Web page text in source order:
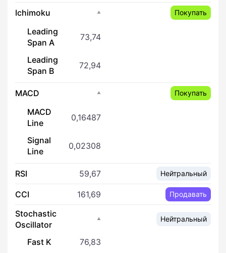
Ichimoku Покупать
Leading
Span A
73,74
Leading
Span B
72,94
MACD Покупать
MACD
Line
0,16487
Signal
Line
0,02308
RSI 59,67 Нейтральный
CCI 161,69 Продавать
Stochastic
Oscillator
Нейтральный
Fast K
76,83